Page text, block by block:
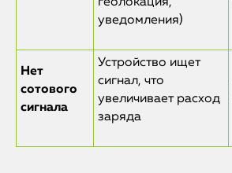
уведомления)
Нет
сотового
сигнала
Устройство ищет
сигнал, что
увеличивает расход
заряда